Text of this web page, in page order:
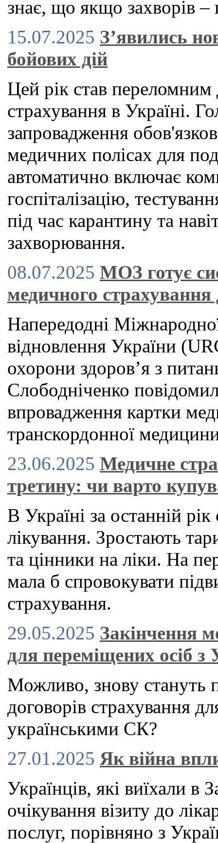
знає, що якщо захворів –
15.07.2025 З’явились
бойових дій
Цей рік став переломним
страхування в Україні.
запровадження
медичних полісах для
автоматично включає
госпіталізацію,
під час карантину та
захворювання.
08.07.2025 МОЗ готує
медичного
Напередодні
відновлення України
охорони здоров’я з
Слободніченко
впровадження картки
транскордонної
23.06.2025 Медичне
третину: чи варто
В Україні за останній
лікування. Зростають
та цінники на ліки. На
мала б спровокувати
страхування.
29.05.2025 Закінчення
для переміщених осіб з
Можливо, знову стануть
договорів страхування
українськими СК?
27.01.2025 Як війна
Українців, які виїхали в
очікування візиту до
послуг, порівняно з